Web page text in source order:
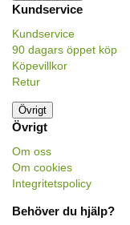
Kundservice
Kundservice
90 dagars öppet köp
Köpevillkor
Retur
Övrigt
Övrigt
Om oss
Om cookies
Integritetspolicy
Behöver du hjälp?